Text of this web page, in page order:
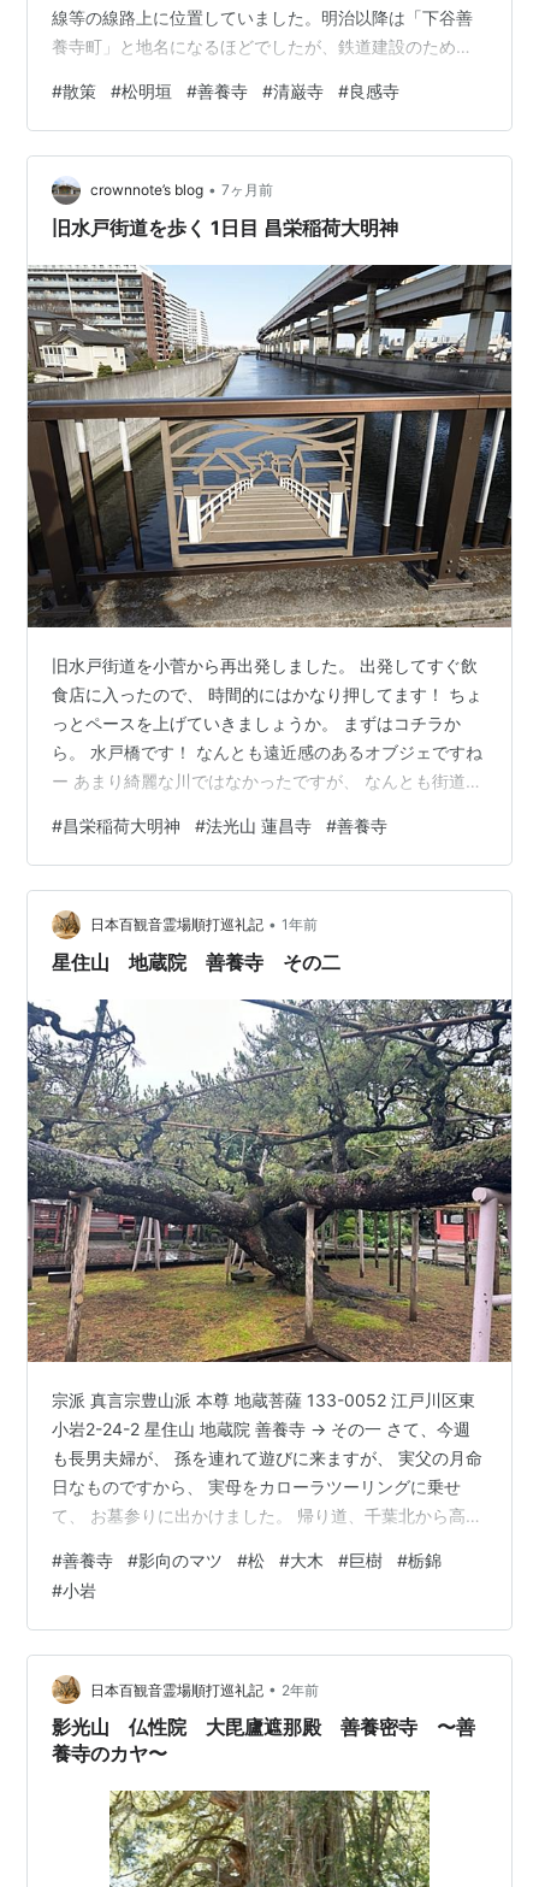
線等の線路上に位置していました。明治以降は「下谷善
養寺町」と地名になるほどでしたが、鉄道建設のために
は、高さ3mの「木造閻魔王坐像」が鎮座しています。か
つては太宗寺や華徳院とともに「江戸三閻魔」として知
られ、縁日には多くの人で賑わったといいます。 清巌寺
清巖寺は曹洞宗寺院で、長仙山と号します。清巖寺は、
加藤勘助が開基となり、元和元年（1615）今に文京区小
#散策 #松明垣 #善養寺 #清巌寺 #良感寺
crownnote’s blog • 7ヶ月前
旧水戸街道を歩く 1日目 昌栄稲荷大明神
旧水戸街道を小菅から再出発しました。 出発してすぐ飲
食店に入ったので、 時間的にはかなり押してます！ ちょ
っとペースを上げていきましょうか。 まずはコチラか
ら。 水戸橋です！ なんとも遠近感のあるオブジェですね
ー あまり綺麗な川ではなかったですが、 なんとも街道を
雰囲気ある寺院に通りがかります！ 法光山 蓮昌寺とあり
ます。 日蓮大上人の孫弟子にあたる、 松本阿闍梨日念上
人によって創立されたそうです。 川のそばの静かな佇ま
いにある寺院でした。 またゆっくりと来てみたいです。
お次はコチラです！ 昌栄稲荷大明神です！ なんとも目立
#昌栄稲荷大明神 #法光山 蓮昌寺 #善養寺
日本百観音霊場順打巡礼記 • 1年前
星住山 地蔵院 善養寺 その二
宗派 真言宗豊山派 本尊 地蔵菩薩 133-0052 江戸川区東
小岩2-24-2 星住山 地蔵院 善養寺 → その一 さて、今週
も長男夫婦が、 孫を連れて遊びに来ますが、 実父の月命
日なものですから、 実母をカローラツーリングに乗せ
て、 お墓参りに出かけました。 帰り道、千葉北から高速
指定天然記念物の、 「善養寺影向のマツ」を見せる為、
小岩の善養寺にお参りしました。 お寺の縁起や境内の案
内は、 その一をご覧下さい。 ⇩ ⇩ ⇩ 【次の記事】 ラン
キング参加中神社仏閣・古墳・歴史的建造物めぐり
#善養寺 #影向のマツ #松 #大木 #巨樹 #栃錦
#小岩
日本百観音霊場順打巡礼記 • 2年前
影光山 仏性院 大毘廬遮那殿 善養密寺 〜善
養寺のカヤ〜